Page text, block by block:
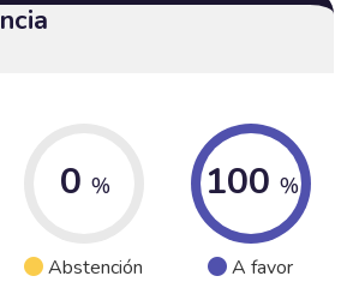
0 %
Abstención
100 %
A favor